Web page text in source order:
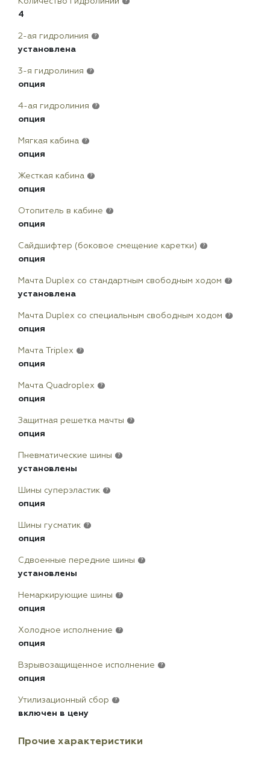
?
4
2-ая гидролиния ?
установлена
3-я гидролиния ?
опция
4-ая гидролиния ?
опция
Мягкая кабина ?
опция
Жесткая кабина ?
опция
Отопитель в кабине ?
опция
Сайдшифтер (боковое смещение каретки) ?
опция
Мачта Duplex сo стандартным свободным ходом ?
установлена
Мачта Duplex со специальным свободным ходом ?
опция
Мачта Triplex ?
опция
Мачта Quadroplex ?
опция
Защитная решетка мачты ?
опция
Пневматические шины ?
установлены
Шины суперэластик ?
опция
Шины гусматик ?
опция
Сдвоенные передние шины ?
установлены
Немаркирующие шины ?
опция
Холодное исполнение ?
опция
Взрывозащищенное исполнение ?
опция
Утилизационный сбор ?
включен в цену
Прочие характеристики